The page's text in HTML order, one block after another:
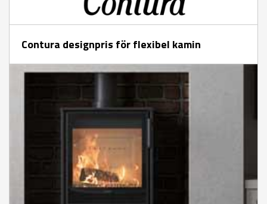
Contura designpris för flexibel kamin